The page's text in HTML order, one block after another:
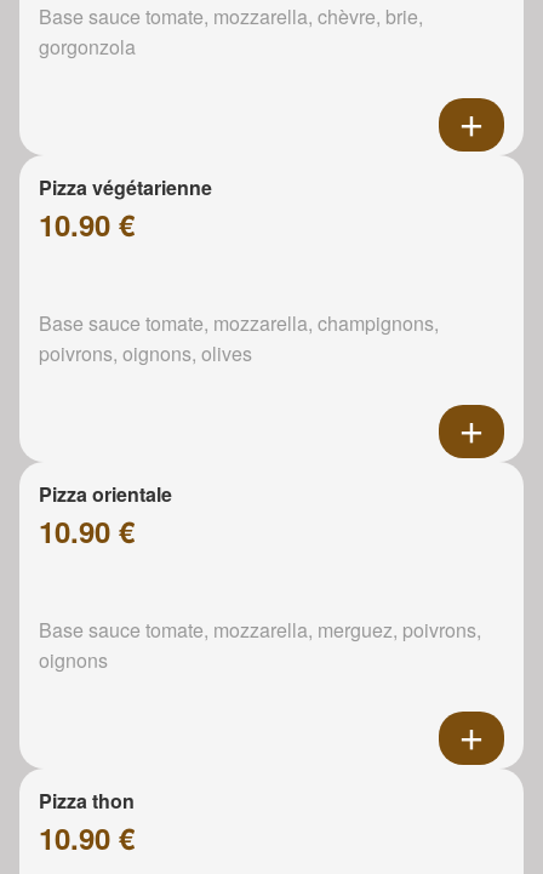
Base sauce tomate, mozzarella, chèvre, brie,
gorgonzola
Pizza végétarienne
10.90 €
Base sauce tomate, mozzarella, champignons,
poivrons, oignons, olives
Pizza orientale
10.90 €
Base sauce tomate, mozzarella, merguez, poivrons,
oignons
Pizza thon
10.90 €